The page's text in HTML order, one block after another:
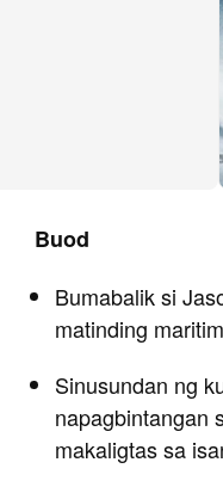
Buod
Bumabalik si
matinding
Sinusundan ng
napagbintangan
makaligtas sa